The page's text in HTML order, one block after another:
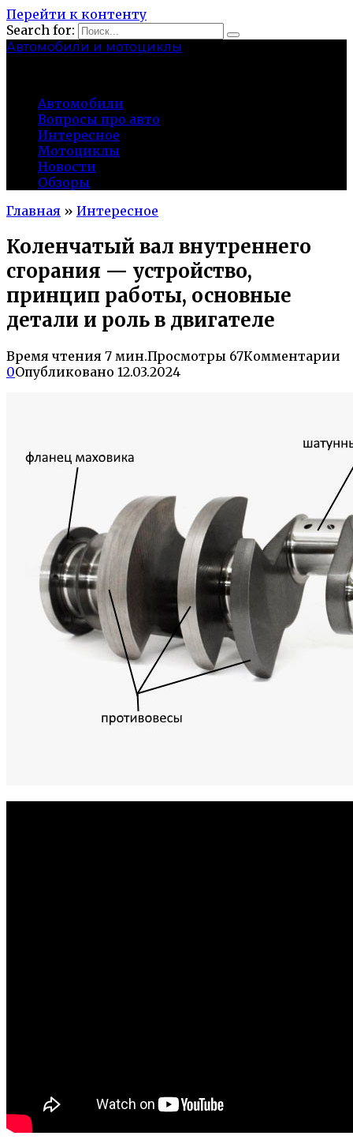
Перейти к контенту
Search for:
Автомобили и мотоциклы
Автомобили
Вопросы про авто
Интересное
Мотоциклы
Новости
Обзоры
Главная » Интересное
Коленчатый вал внутреннего
сгорания — устройство,
принцип работы, основные
детали и роль в двигателе
Время чтения 7 мин.Просмотры 67Комментарии
0Опубликовано 12.03.2024